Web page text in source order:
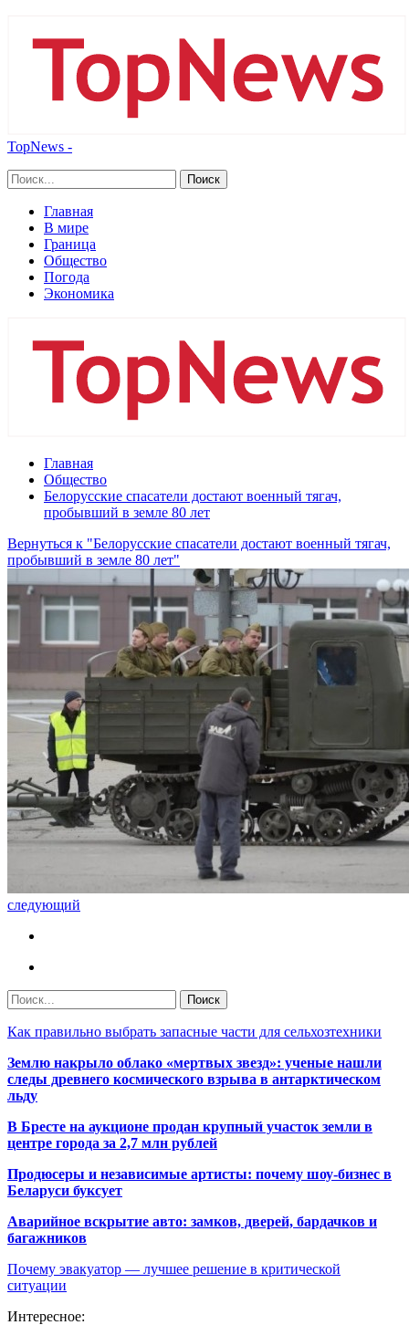
TopNews -
Главная
В мире
Граница
Общество
Погода
Экономика
Главная
Общество
Белорусские спасатели достают военный тягач,
пробывший в земле 80 лет
Вернуться к "Белорусские спасатели достают военный тягач,
пробывший в земле 80 лет"
следующий
Как правильно выбрать запасные части для сельхозтехники
Землю накрыло облако «мертвых звезд»: ученые нашли
следы древнего космического взрыва в антарктическом
льду
В Бресте на аукционе продан крупный участок земли в
центре города за 2,7 млн рублей
Продюсеры и независимые артисты: почему шоу-бизнес в
Беларуси буксует
Аварийное вскрытие авто: замков, дверей, бардачков и
багажников
Почему эвакуатор — лучшее решение в критической
ситуации
Интересное: